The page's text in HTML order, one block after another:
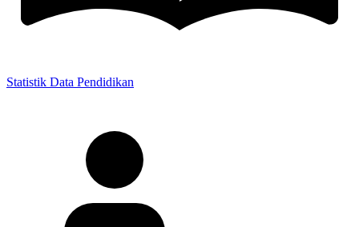
Statistik Data Pendidikan